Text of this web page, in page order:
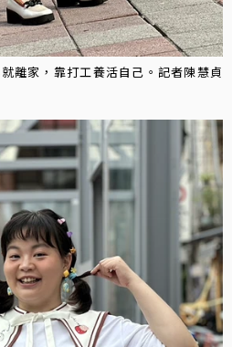
離家，靠打工養活自己。記者陳慧貞